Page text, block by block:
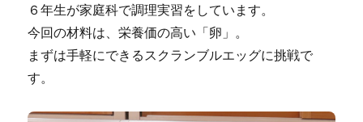
６年生が家庭科で調理実習をしています。
今回の材料は、栄養価の高い「卵」。
まずは手軽にできるスクランブルエッグに挑戦で
す。